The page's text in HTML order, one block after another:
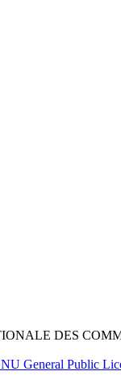
DES
General Public